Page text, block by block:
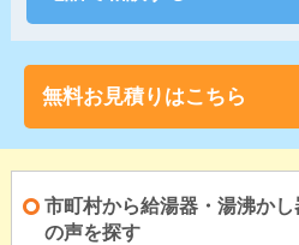
無料お見積りはこちら
市町村から給湯器・湯沸か
の声を探す